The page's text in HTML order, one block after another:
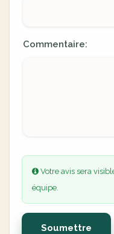
Commentaire:
Votre avis sera
équipe.
Soumettre